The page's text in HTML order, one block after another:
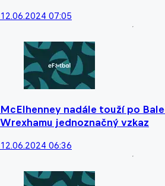
12.06.2024 07:05
McElhenney nadále touží po
Wrexhamu jednoznačný vzkaz
12.06.2024 06:36